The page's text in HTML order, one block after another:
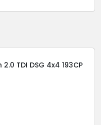
TDI DSG 4x4 193CP